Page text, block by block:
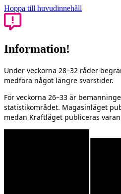
Hoppa till huvudinnehåll
Information!
Under veckorna 28–32 råder
medföra något längre svarstider.
För veckorna 26–33 är
statistikområdet. Magasinläget
medan Kraftläget publiceras